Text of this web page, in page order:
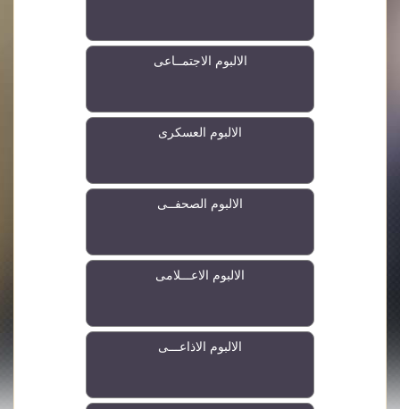
الالبوم الاجتمــاعى
الالبوم العسكرى
الالبوم الصحفــى
الالبوم الاعـــلامى
الالبوم الاذاعـــى